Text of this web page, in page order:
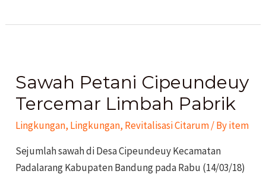
Sawah Petani Cipeundeuy
Tercemar Limbah Pabrik
Lingkungan, Lingkungan, Revitalisasi Citarum/ Byitem
Sejumlah sawah di Desa Cipeundeuy Kecamatan
Padalarang Kabupaten Bandung pada Rabu (14/03/18)
Cipeundeuy
Tercemar
Limbah
Pabrik